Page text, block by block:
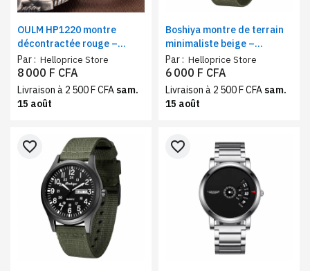
OULM HP1220 montre
décontractée rouge –
double fuseau horaire, style
classique, bracelet cuir
Par : Helloprice Store
8 000 F CFA
Livraison à 2 500 F CFA sam.
15 août
Boshiya montre de terrain
minimaliste beige –
bracelet vert militaire,
affichage jour/date
étanche 40 mm, quartz
Par : Helloprice Store
6 000 F CFA
Livraison à 2 500 F CFA sam.
15 août
favorite_border favorite_border